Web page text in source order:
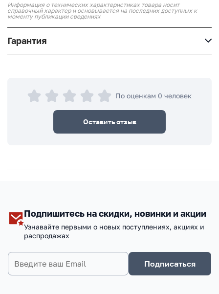
Информация о технических характеристиках товара носит
справочный характер и основывается на последних доступных к
моменту публикации сведениях
Гарантия
По оценкам 0 человек
Оставить отзыв
Подпишитесь на скидки, новинки и акции
Узнавайте первыми о новых поступлениях, акциях и
распродажах
Подписаться